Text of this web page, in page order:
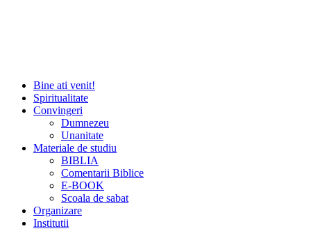
Bine ati venit!
Spiritualitate
Convingeri
Dumnezeu
Unanitate
Materiale de studiu
BIBLIA
Comentarii Biblice
E-BOOK
Scoala de sabat
Organizare
Institutii